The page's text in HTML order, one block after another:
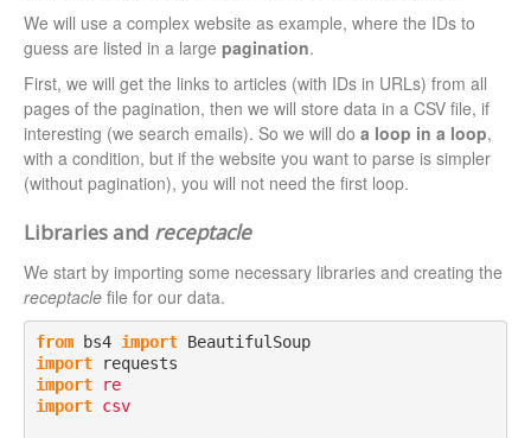
We will use a complex website as example, where the IDs to
guess are listed in a large pagination.
First, we will get the links to articles (with IDs in URLs) from all
pages of the pagination, then we will store data in a CSV file, if
interesting (we search emails). So we will do a loop in a loop,
with a condition, but if the website you want to parse is simpler
(without pagination), you will not need the first loop.
Libraries and receptacle
We start by importing some necessary libraries and creating the
receptacle file for our data.
from bs4 import
BeautifulSoup
import
import
re
import csv